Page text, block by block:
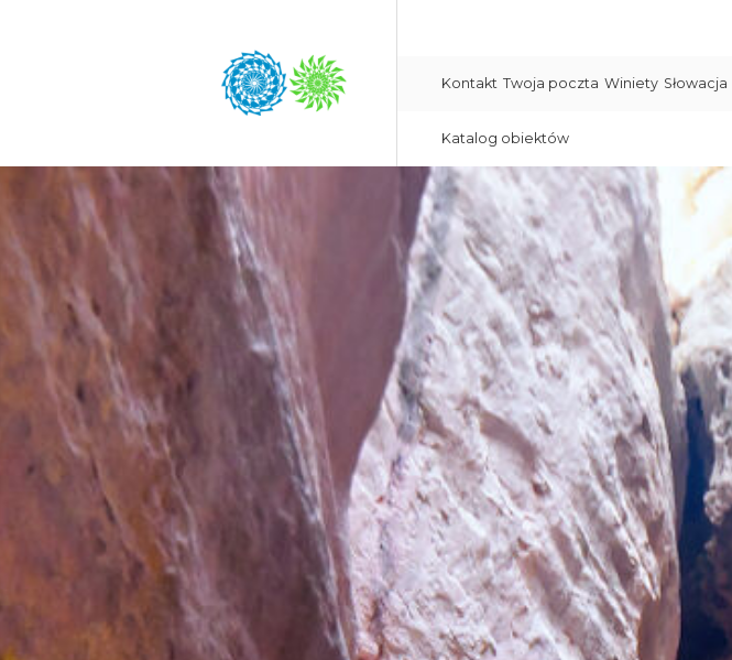
Kontakt Twoja poczta Winiety Słowacja
Katalog obiektów